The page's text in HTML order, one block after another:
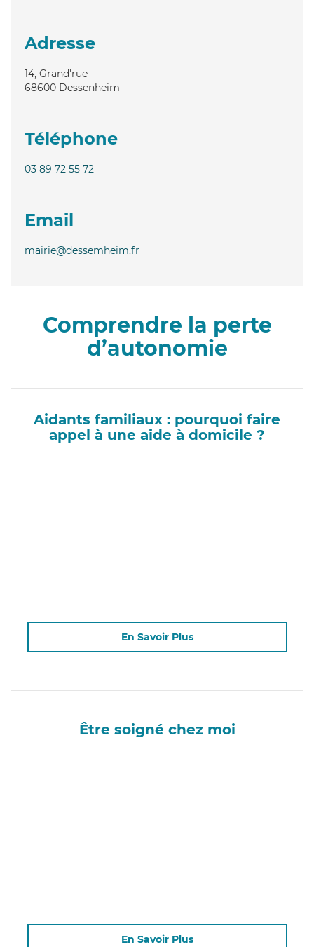
Adresse
14, Grand'rue
68600 Dessenheim
Téléphone
03 89 72 55 72
Email
mairie@dessemheim.fr
Comprendre la perte
d’autonomie
Aidants familiaux : pourquoi faire
appel à une aide à domicile ?
En Savoir Plus
Être soigné chez moi
En Savoir Plus